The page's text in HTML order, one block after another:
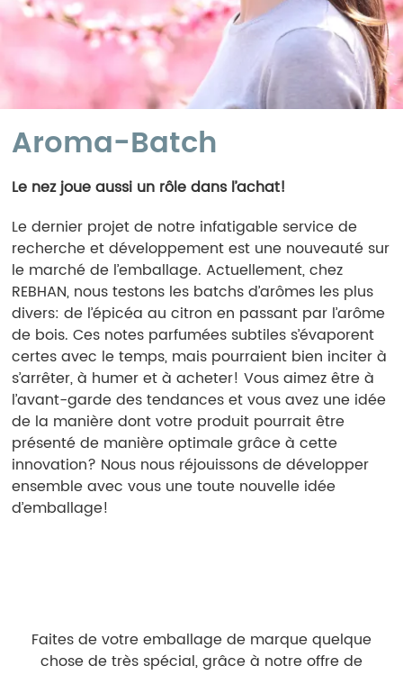
Aroma-Batch
Le nez joue aussi un rôle dans l’achat!
Le dernier projet de notre infatigable service de
recherche et développement est une nouveauté sur
le marché de l’emballage. Actuellement, chez
REBHAN, nous testons les batchs d’arômes les plus
divers: de l’épicéa au citron en passant par l’arôme
de bois. Ces notes parfumées subtiles s’évaporent
certes avec le temps, mais pourraient bien inciter à
s’arrêter, à humer et à acheter! Vous aimez être à
l’avant-garde des tendances et vous avez une idée
de la manière dont votre produit pourrait être
présenté de manière optimale grâce à cette
innovation? Nous nous réjouissons de développer
ensemble avec vous une toute nouvelle idée
d’emballage!
Faites de votre emballage de marque quelque
chose de très spécial, grâce à notre offre de